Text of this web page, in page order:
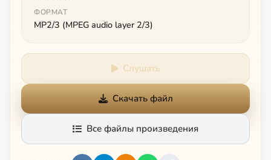
ФОРМАТ
MP2/3 (MPEG audio layer 2/3)
Слушать
Скачать файл
Все файлы произведения